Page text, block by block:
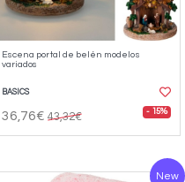
Escena portal de belén modelos
variados
BASICS
36,76€ 43,32€ - 15%
New